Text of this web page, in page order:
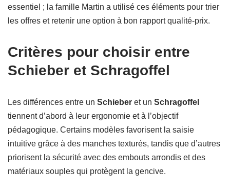
essentiel ; la famille Martin a utilisé ces éléments pour trier
les offres et retenir une option à bon rapport qualité-prix.
Critères pour choisir entre
Schieber et Schragoffel
Les différences entre un Schieber et un Schragoffel
tiennent d’abord à leur ergonomie et à l’objectif
pédagogique. Certains modèles favorisent la saisie
intuitive grâce à des manches texturés, tandis que d’autres
priorisent la sécurité avec des embouts arrondis et des
matériaux souples qui protègent la gencive.